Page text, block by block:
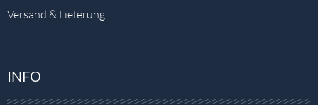
Versand & Lieferung
INFO